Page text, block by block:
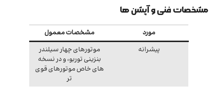
مشخصات فنی و آپشن ها
مورد
مشخصات معمول
پیشرانه
موتورهای چهار سیلندر
بنزینی توربو، و در نسخه
های خاص موتورهای قوی
تر